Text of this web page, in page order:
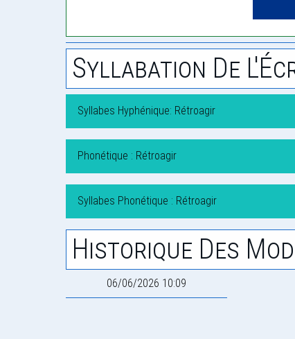
Syllabation De
Syllabes Hyphénique: Rétroagir
Phonétique : Rétroagir
Syllabes Phonétique : Rétroagir
Historique Des
06/06/2026 10:09